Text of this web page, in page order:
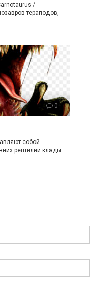
/
тераподов,
0
собой
рептилий клады